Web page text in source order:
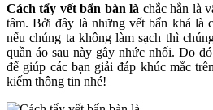
Cách tẩy vết bẩn bàn là chắc hẳn là
tâm. Bởi đây là những vết bẩn khá là
nếu chúng ta không làm sạch thì
quần áo sau này gây nhức nhối. Do
để giúp các bạn giải đáp khúc mắc
kiếm thông tin nhé!